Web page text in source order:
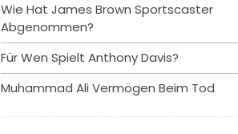
Wie Hat James Brown Sportscaster
Abgenommen?
Für Wen Spielt Anthony Davis?
Muhammad Ali Vermögen Beim Tod